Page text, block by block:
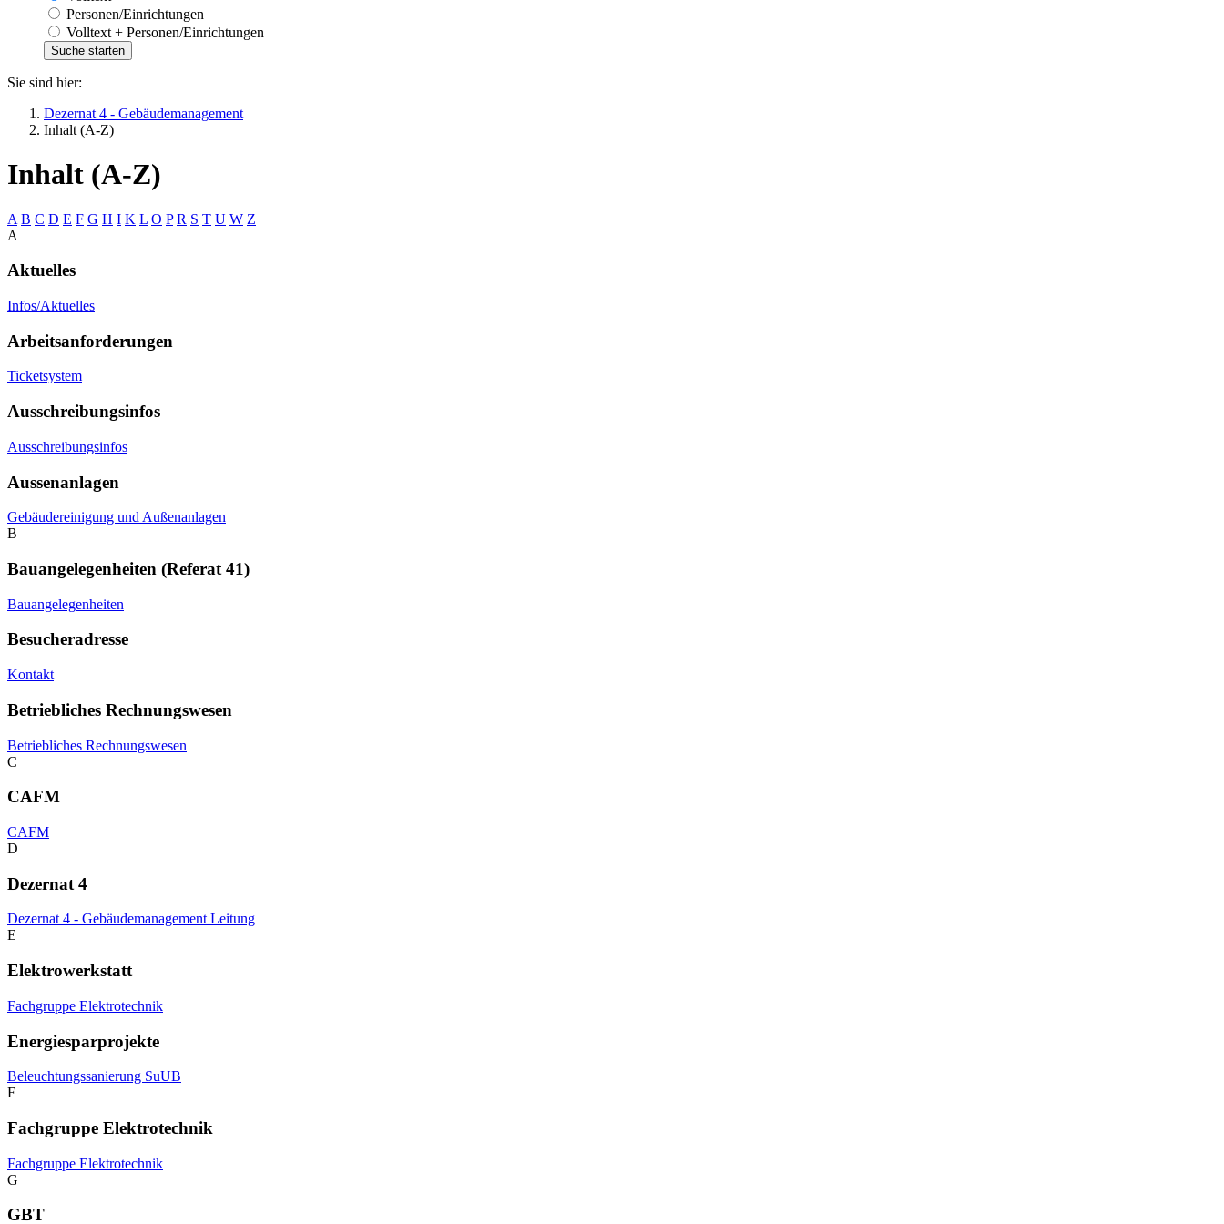
Personen/Einrichtungen
Volltext + Personen/Einrichtungen
Sie sind hier:
Dezernat 4 - Gebäudemanagement
Inhalt (A-Z)
Inhalt (A-Z)
A B C D E F G H I K L O P R S T U W Z
A
Aktuelles
Infos/Aktuelles
Arbeitsanforderungen
Ticketsystem
Ausschreibungsinfos
Ausschreibungsinfos
Aussenanlagen
Gebäudereinigung und Außenanlagen
B
Bauangelegenheiten (Referat 41)
Bauangelegenheiten
Besucheradresse
Kontakt
Betriebliches Rechnungswesen
Betriebliches Rechnungswesen
C
CAFM
CAFM
D
Dezernat 4
Dezernat 4 - GebäudemanagementLeitung
E
Elektrowerkstatt
Fachgruppe Elektrotechnik
Energiesparprojekte
Beleuchtungssanierung SuUB
F
Fachgruppe Elektrotechnik
Fachgruppe Elektrotechnik
G
GBT